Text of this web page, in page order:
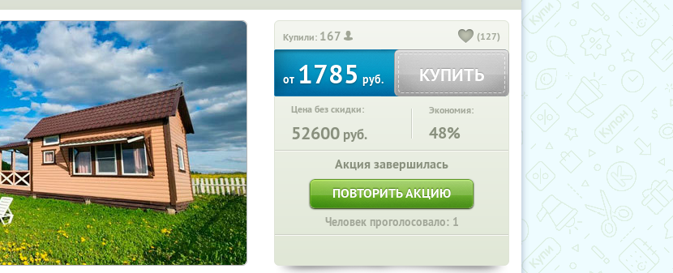
Купили: 167 (127)
от 1785 руб. КУПИТЬ
Цена без скидки:
52600 руб.
Экономия:
48%
Акция завершилась
ПОВТОРИТЬ АКЦИЮ
Человек проголосовало: 1